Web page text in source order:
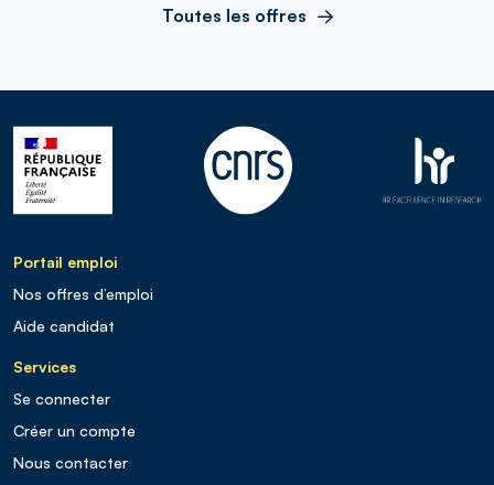
Toutes les offres
Portail emploi
Nos offres d’emploi
Aide candidat
Services
Se connecter
Créer un compte
Nous contacter